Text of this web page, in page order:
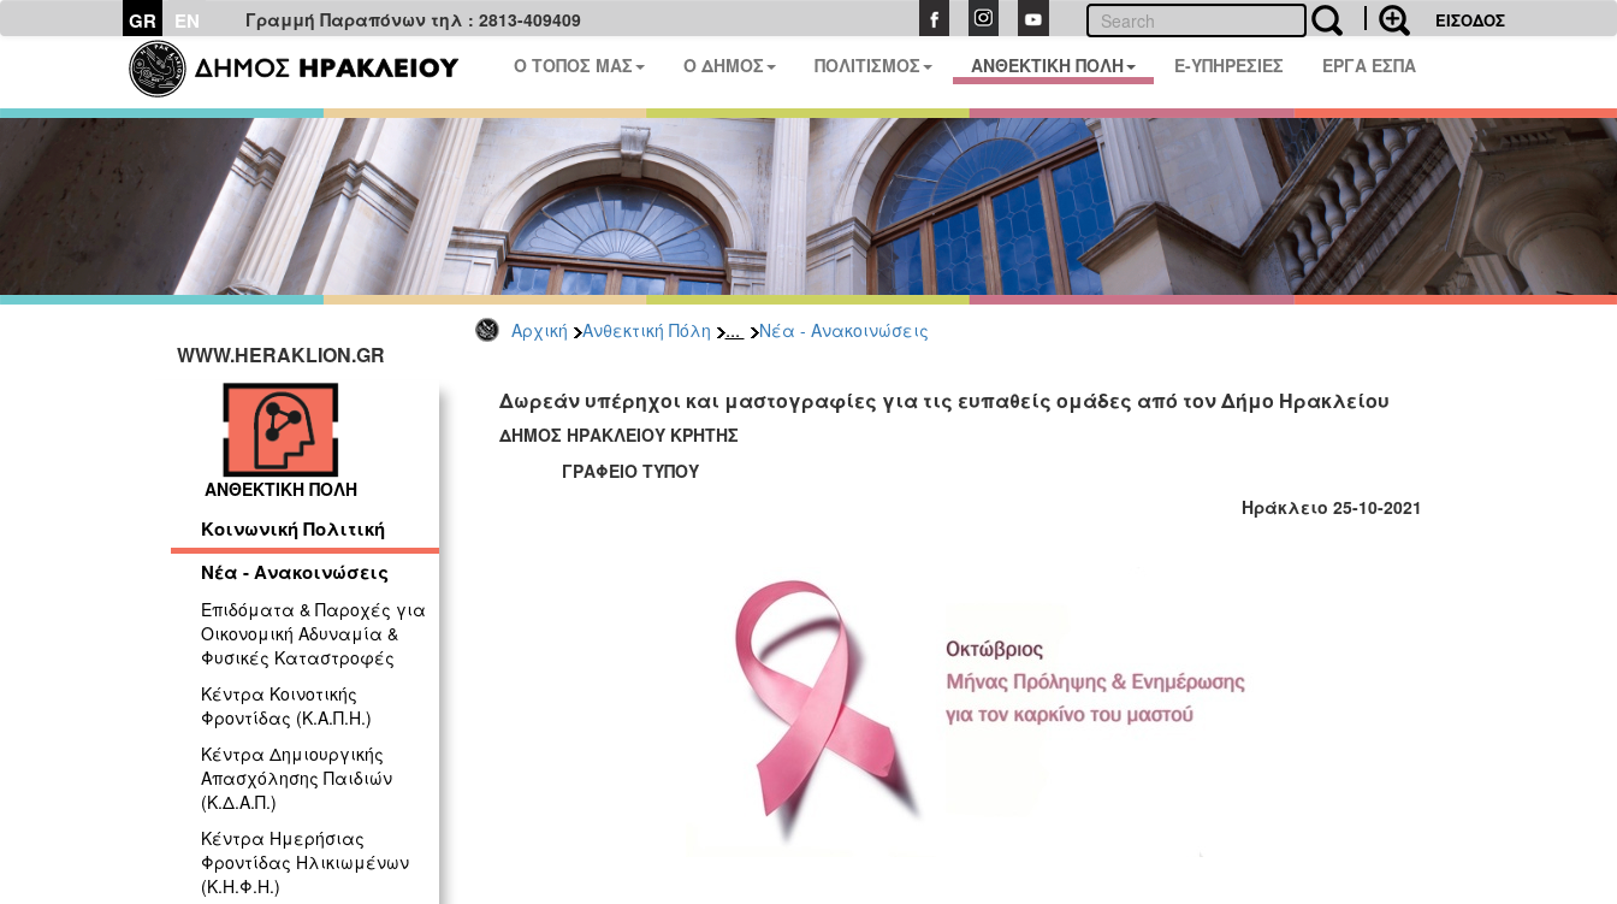
GR EN Γραμμή Παραπόνων τηλ : 2813-409409 ΕΙΣΟΔΟΣ
Ο ΤΟΠΟΣ ΜΑΣ Ο ΔΗΜΟΣ ΠΟΛΙΤΙΣΜΟΣ ΑΝΘΕΚΤΙΚΗ ΠΟΛΗ E-ΥΠΗΡΕΣΙΕΣ ΕΡΓΑ ΕΣΠΑ
Αρχική Ανθεκτική Πόλη ... Νέα - Ανακοινώσεις
WWW.HERAKLION.GR
ΑΝΘΕΚΤΙΚΗ ΠΟΛΗ
Κοινωνική Πολιτική
Νέα - Ανακοινώσεις
Επιδόματα & Παροχές για
Οικονομική Αδυναμία &
Φυσικές Καταστροφές
Κέντρα Κοινοτικής
Φροντίδας (Κ.Α.Π.Η.)
Κέντρα Δημιουργικής
Απασχόλησης Παιδιών
(Κ.Δ.Α.Π.)
Κέντρα Ημερήσιας
Φροντίδας Ηλικιωμένων
(Κ.Η.Φ.Η.)
Δωρεάν υπέρηχοι και μαστογραφίες για τις ευπαθείς ομάδες από τον Δήμο Ηρακλείου
ΔΗΜΟΣ ΗΡΑΚΛΕΙΟΥ ΚΡΗΤΗΣ
ΓΡΑΦΕΙΟ ΤΥΠΟΥ
Ηράκλειο 25-10-2021